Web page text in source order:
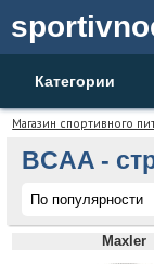
Категории
Магазин спортивного
BCAA -
Maxler